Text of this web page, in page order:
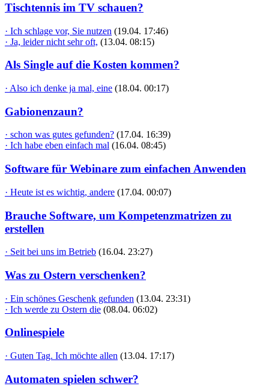
Tischtennis im TV schauen?
· Ich schlage vor, Sie nutzen (19.04. 17:46)
· Ja, leider nicht sehr oft, (13.04. 08:15)
Als Single auf die Kosten kommen?
· Also ich denke ja mal, eine (18.04. 00:17)
Gabionenzaun?
· schon was gutes gefunden? (17.04. 16:39)
· Ich habe eben einfach mal (16.04. 08:45)
Software für Webinare zum einfachen Anwenden
· Heute ist es wichtig, andere (17.04. 00:07)
Brauche Software, um Kompetenzmatrizen zu
erstellen
· Seit bei uns im Betrieb (16.04. 23:27)
Was zu Ostern verschenken?
· Ein schönes Geschenk gefunden (13.04. 23:31)
· Ich werde zu Ostern die (08.04. 06:02)
Onlinespiele
· Guten Tag. Ich möchte allen (13.04. 17:17)
Automaten spielen schwer?